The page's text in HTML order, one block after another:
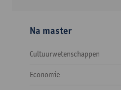
Na master
Cultuurwetenschappen
Economie